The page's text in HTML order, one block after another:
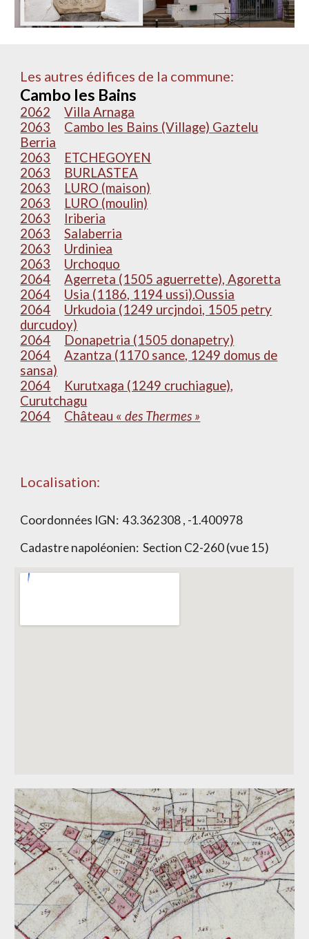
Les autres édifices de la commune:
Cambo les Bains
2062
Villa Arnaga
2063
Cambo les Bains (Village) Gaztelu
Berria
2063
ETCHEGOYEN
2063
BURLASTEA
2063
LURO (maison)
2063
LURO (moulin)
2063
Iriberia
2063
Salaberria
2063
Urdiniea
2063
Urchoquo
2064
Agerreta (1505 aguerrette), Agoretta
2064
Usia (1186, 1194 ussi).Oussia
2064
Urkudoia (1249 urcjndoi, 1505 petry
durcudoy)
2064
Donapetria (1505 donapetry)
2064
Azantza (1170 sance, 1249 domus de
sansa)
2064
Kurutxaga (1249 cruchiague),
Curutchagu
2064
Château «des Thermes »
Localisation:
Coordonnées IGN:43.362308 , -1.400978
Cadastre napoléonien: Section C2-260 (vue 15)